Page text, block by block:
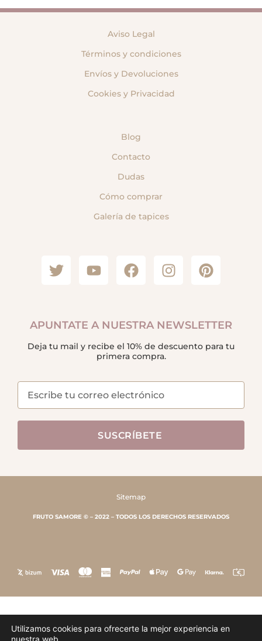
Aviso Legal
Términos y condiciones
Envíos y Devoluciones
Cookies y Privacidad
Blog
Contacto
Dudas
Cómo comprar
Galería de tapices
APUNTATE A NUESTRA NEWSLETTER
Deja tu mail y recibe el 10% de descuento para tu
primera compra.
SUSCRÍBETE
Sitemap
FRUTO SAMORE © – 2022 – TODOS LOS DERECHOS RESERVADOS
Utilizamos cookies para ofrecerte la mejor experiencia en
nuestra web.